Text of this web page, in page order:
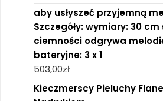
aby usłyszeć przyjemną
Szczegóły: wymiary: 30 cm
ciemności odgrywa
bateryjne: 3 x 1
503,00zł
Kieczmerscy Pieluchy